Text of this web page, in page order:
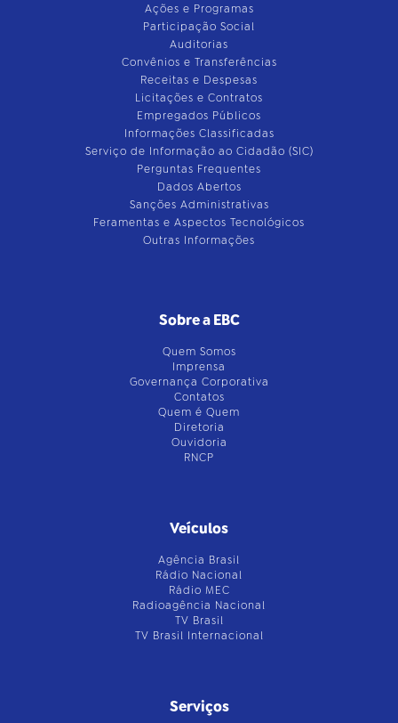
Ações e Programas
Participação Social
Auditorias
Convênios e Transferências
Receitas e Despesas
Licitações e Contratos
Empregados Públicos
Informações Classificadas
Serviço de Informação ao Cidadão (SIC)
Perguntas Frequentes
Dados Abertos
Sanções Administrativas
Feramentas e Aspectos Tecnológicos
Outras Informações
Sobre a EBC
Quem Somos
Imprensa
Governança Corporativa
Contatos
Quem é Quem
Diretoria
Ouvidoria
RNCP
Veículos
Agência Brasil
Rádio Nacional
Rádio MEC
Radioagência Nacional
TV Brasil
TV Brasil Internacional
Serviços